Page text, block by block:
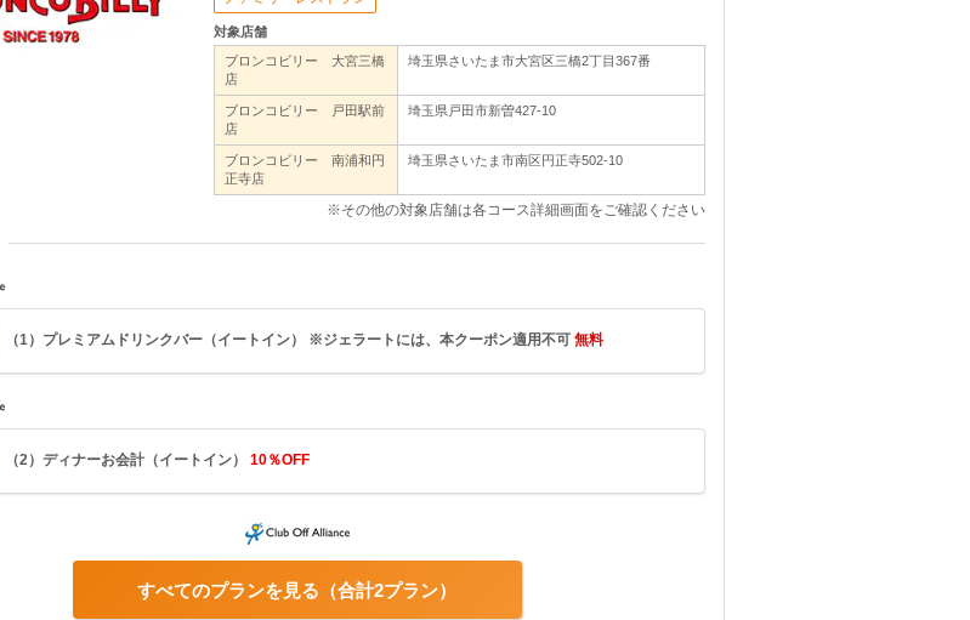
対象店舗
ブロンコビリー 大宮三橋
店
埼玉県さいたま市大宮区三橋2丁目367番
ブロンコビリー 戸田駅前
店
埼玉県戸田市新曽427-10
ブロンコビリー 南浦和円
正寺店
埼玉県さいたま市南区円正寺502-10
※その他の対象店舗は各コース詳細画面をご確認ください
（1）プレミアムドリンクバー（イートイン） ※ジェラートには、本クーポン適用不可 無料
（2）ディナーお会計（イートイン） 10％OFF
合計2プラン
すべてのプランを見る